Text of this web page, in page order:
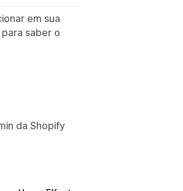
em sua
saber o
da Shopify